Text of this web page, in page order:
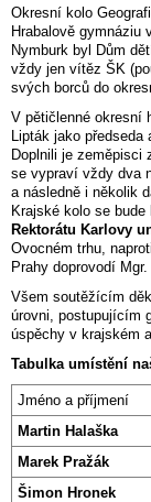
Okresní kolo
Hrabalově gymnáziu
Nymburk byl Dům
vždy jen vítěz ŠK
svých borců do
V pětičlenné okresní
Lipták jako
Doplnili je zeměpisci
se vypraví vždy dva
a následně i několik
Krajské kolo se
Rektorátu Karlovy
Ovocném trhu,
Prahy doprovodí
Všem soutěžícím
úrovni, postupujícím
úspěchy v krajském
Tabulka umístění
Jméno a příjmení
Martin Halaška
Marek Pražák
Šimon Hronek